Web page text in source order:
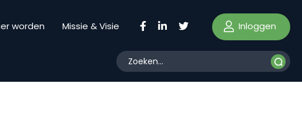
worden Missie & Visie Inloggen